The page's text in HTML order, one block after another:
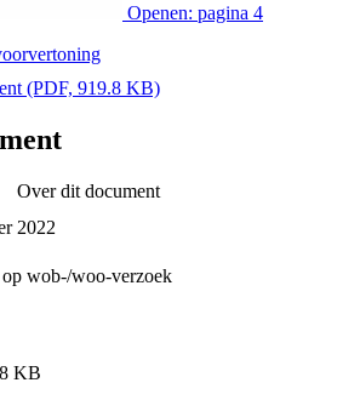
Openen: pagina 4
(PDF, 919.8 KB)
Over dit document
2022
wob-/woo-verzoek
KB